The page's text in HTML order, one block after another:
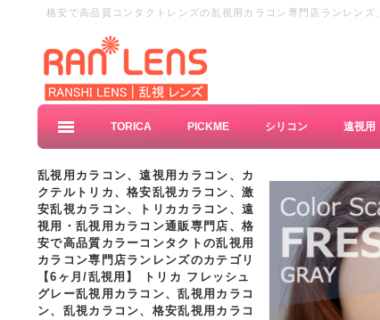
格安で高品質コンタクトレンズの乱視用カラコン専門店ランレン
店、乱視カラコン、格安乱視カラーコンタクト、激安の乱視カラー
TORICA PICKME シリコン 遠視用
乱視用カラコン、遠視用カラコン、カ
クテルトリカ、格安乱視カラコン、激
安乱視カラコン、トリカカラコン、遠
視用・乱視用カラコン通販専門店、格
安で高品質カラーコンタクトの乱視用
カラコン専門店ランレンズのカテゴリ
【6ヶ月/乱視用】 トリカ フレッシュ
グレー乱視用カラコン、乱視用カラコ
ン、乱視カラコン、格安乱視用カラコ